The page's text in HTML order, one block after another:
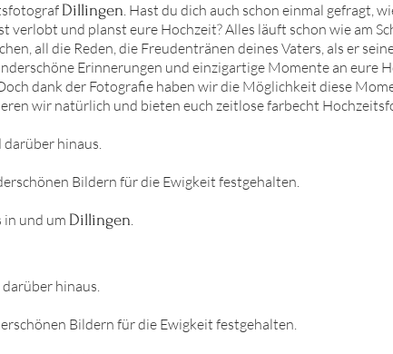
Dillingen. Hast du dich auch schon einmal gefragt,
und planst eure Hochzeit? Alles läuft schon wie am
all die Reden, die Freudentränen deines Vaters, als er
Erinnerungen und einzigartige Momente an eure
dank der Fotografie haben wir die Möglichkeit diese
wir natürlich und bieten euch zeitlose farbecht
darüber hinaus.
Bildern für die Ewigkeit festgehalten.
und um Dillingen.
hinaus.
Bildern für die Ewigkeit festgehalten.